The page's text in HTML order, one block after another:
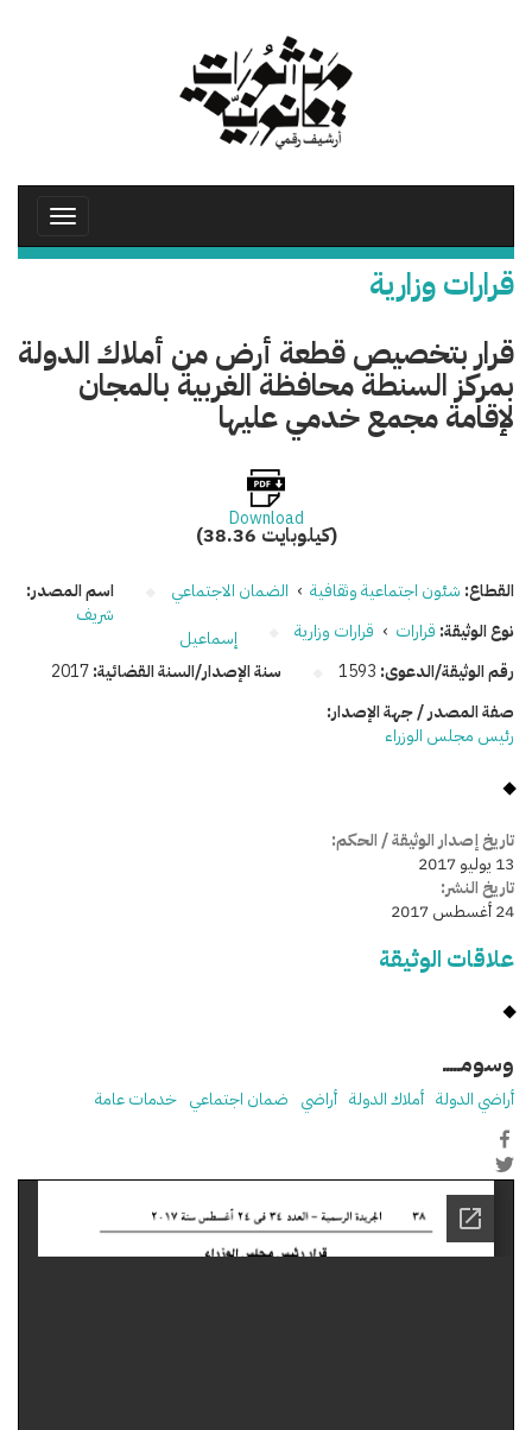
Toggle
قرارات وزارية
قرار بتخصيص قطعة أرض من أملاك الدولة
بمركز السنطة محافظة الغربية بالمجان
لإقامة مجمع خدمي عليها
Download
(38.36 كيلوبايت)
القطاع: شئون اجتماعية وثقافية › الضمان الاجتماعي
نوع الوثيقة: قرارات › قرارات وزارية
رقم الوثيقة/الدعوى: 1593 سنة الإصدار/السنة القضائية:2017
اسم المصدر:
شريف
إسماعيل
صفة المصدر / جهة الإصدار:
رئيس مجلس الوزراء
تاريخ إصدار الوثيقة / الحكم:
13 يوليو 2017
تاريخ النشر:
24 أغسطس 2017
علاقات الوثيقة
وسومـــــ
أراضي الدولة أملاك الدولة أراضي ضمان اجتماعي خدمات عامة